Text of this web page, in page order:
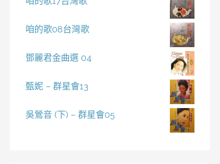
咱的歌08台灣歌
鄧麗君金曲選 04
甄妮 – 群星會13
吳鶯音 (下) – 群星會05